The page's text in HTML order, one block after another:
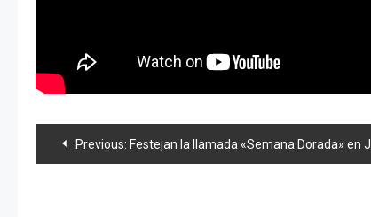
Navegación
Previous: Festejan la llamada «Semana Dorada» en Japón